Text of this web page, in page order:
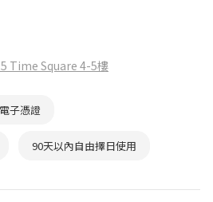
Time Square 4-5樓
子憑證
90天以內自由擇日使用